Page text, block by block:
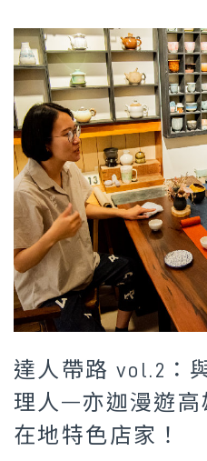
達人帶路 vol.2：
理人—亦迦漫遊高
在地特色店家！